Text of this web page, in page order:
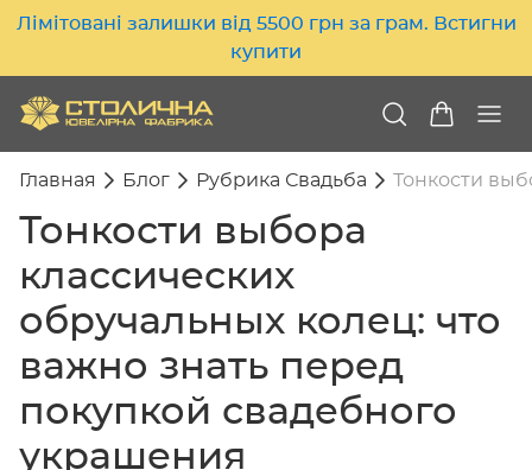
Лімітовані залишки від 5500 грн за грам. Встигни
купити
Главная Блог Рубрика Свадьба Тонкости
Тонкости выбора
классических
обручальных колец: что
важно знать перед
покупкой свадебного
украшения